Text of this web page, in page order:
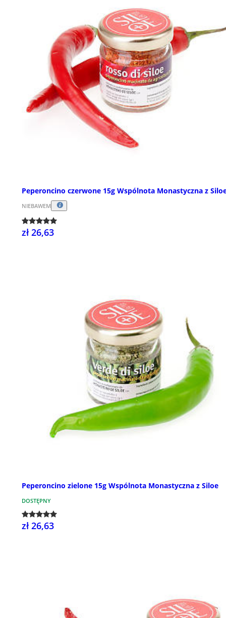
Peperoncino czerwone 15g Wspólnota Monastyczna z
NIEBAWEM
zł 26,63
Peperoncino zielone 15g Wspólnota Monastyczna z Siloe
DOSTĘPNY
zł 26,63